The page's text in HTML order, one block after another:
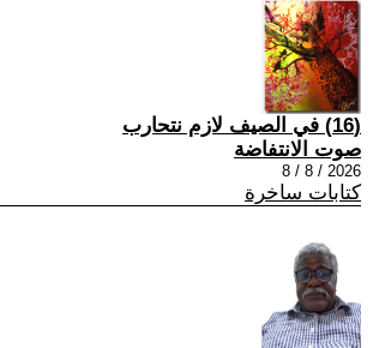
(16) في الصيف لازم نتحارب
صوت الانتفاضة
2026 / 8 / 8
كتابات ساخرة